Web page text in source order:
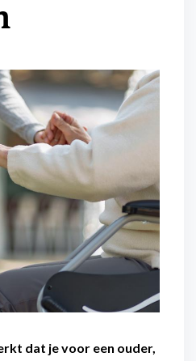
zaak
dat je voor een ouder,